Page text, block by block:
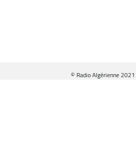
© Radio Algérienne 2021